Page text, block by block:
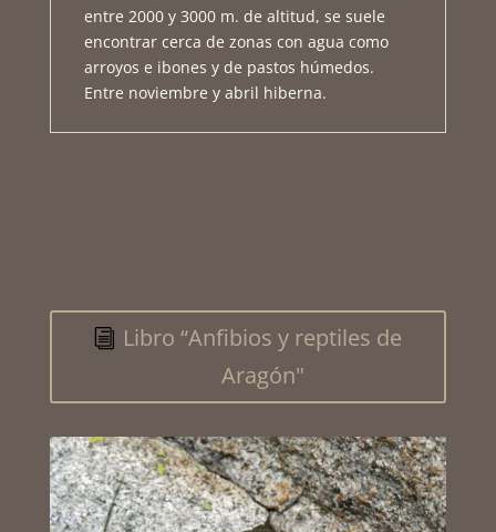
entre 2000 y 3000 m. de altitud, se suele
encontrar cerca de zonas con agua como
arroyos e ibones y de pastos húmedos.
Entre noviembre y abril hiberna.
Libro “Anfibios y reptiles de
Aragón"